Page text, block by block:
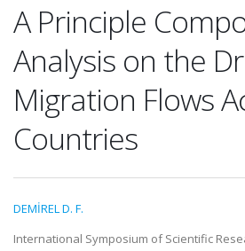
A Principle
Analysis on the
Migration Flows
Countries
DEMİREL D. F.
International Symposium of Scientific